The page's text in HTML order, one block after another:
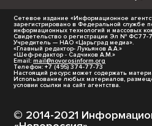
Сетевое издание «Информационное
зарегистрировано в Федеральной службе
информационных технологий и массовых
Свидетельство о регистрации Эл № ФС77-
Учредитель — НАО «Царьград медиа».
«Главный редактор- Лукьянов А.А.»
«Шеф-редактор - Садчиков А.М.»
Email: mail@novorosinform.org
Телефон: +7 (495) 374-77-73
Настоящий ресурс может содержать
Использование любых материалов,
условии ссылки на сайт агентства.
© 2014-2021